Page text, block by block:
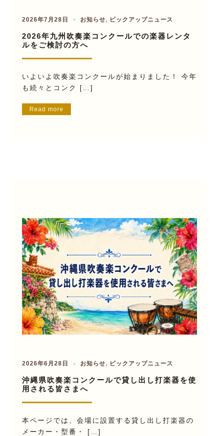
2026年7月28日 お知らせ, ピックアップニュース
2026年九州吹奏楽コンクールでの楽器レンタ
ルをご検討の方へ
いよいよ吹奏楽コンクールが始まりました！ 今年
も続々とコンク […]
Read more
2026年6月28日 お知らせ, ピックアップニュース
沖縄県吹奏楽コンクールで貸し出し打楽器を使
用される皆さまへ
本ページでは、会場に設置する貸し出し打楽器の
メーカー・型番・ […]